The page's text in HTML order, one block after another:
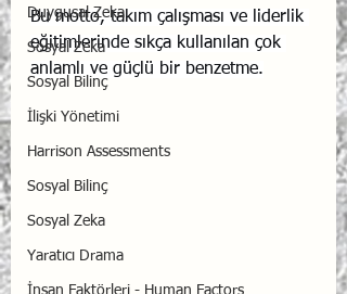
Duygusal Zeka
Sosyal Zeka
Sosyal Bilinç
İlişki Yönetimi
Harrison Assessments
Sosyal Bilinç
Sosyal Zeka
Yaratıcı Drama
İnsan Faktörleri - Human Factors
Bu motto, takım çalışması ve liderlik
eğitimlerinde sıkça kullanılan çok
anlamlı ve güçlü bir benzetme.